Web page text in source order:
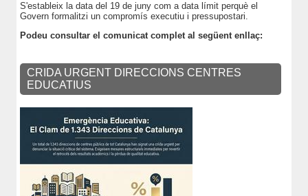
S'estableix la data del 19 de juny com a data límit perquè el
Govern formalitzi un compromís executiu i pressupostari.
Podeu consultar el comunicat complet al següent enllaç:
CRIDA URGENT DIRECCIONS CENTRES
EDUCATIUS